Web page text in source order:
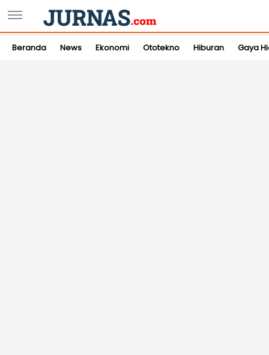
Beranda News Ekonomi Ototekno Hiburan Gaya